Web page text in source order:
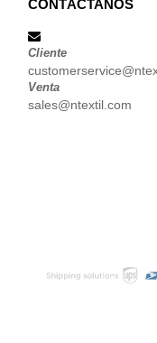
CONTÁCTANOS
Cliente
Venta
sales@ntextil.com